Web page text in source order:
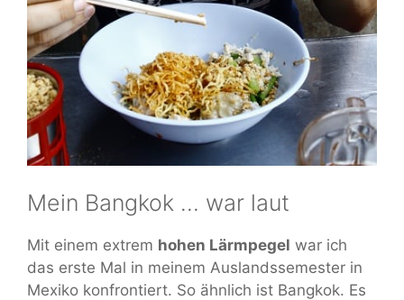
Mein Bangkok … war laut
Mit einem extrem hohen Lärmpegel war ich
das erste Mal in meinem Auslandssemester in
Mexiko konfrontiert. So ähnlich ist Bangkok. Es